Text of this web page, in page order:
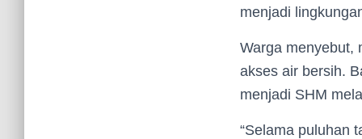
menjadi
Warga menyebut,
akses air bersih.
menjadi SHM
“Selama puluhan